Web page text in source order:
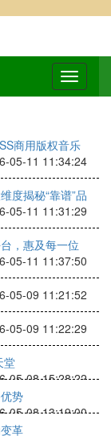
商用版权音乐
05-11 11:34:24
度揭秘“靠谱”品
05-11 11:31:29
，惠及每一位
05-11 11:37:50
05-09 11:21:52
05-09 11:22:29
堂
05-08 15:28:22
势
05-08 13:19:00
革